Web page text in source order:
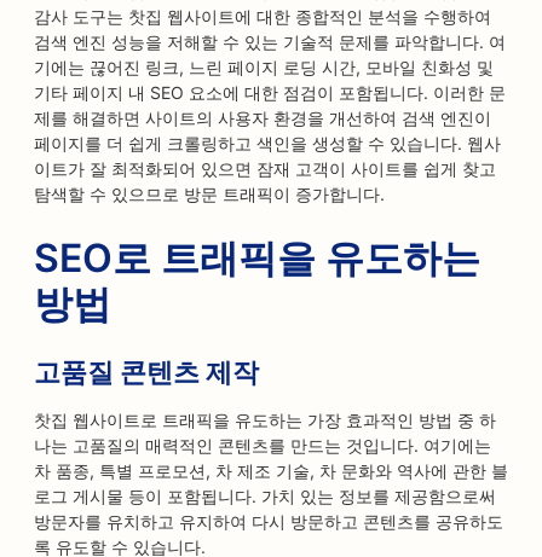
감사 도구는 찻집 웹사이트에 대한 종합적인 분석을 수행하여
검색 엔진 성능을 저해할 수 있는 기술적 문제를 파악합니다. 여
기에는 끊어진 링크, 느린 페이지 로딩 시간, 모바일 친화성 및
기타 페이지 내 SEO 요소에 대한 점검이 포함됩니다. 이러한 문
제를 해결하면 사이트의 사용자 환경을 개선하여 검색 엔진이
페이지를 더 쉽게 크롤링하고 색인을 생성할 수 있습니다. 웹사
이트가 잘 최적화되어 있으면 잠재 고객이 사이트를 쉽게 찾고
탐색할 수 있으므로 방문 트래픽이 증가합니다.
SEO로 트래픽을 유도하는
방법
고품질 콘텐츠 제작
찻집 웹사이트로 트래픽을 유도하는 가장 효과적인 방법 중 하
나는 고품질의 매력적인 콘텐츠를 만드는 것입니다. 여기에는
차 품종, 특별 프로모션, 차 제조 기술, 차 문화와 역사에 관한 블
로그 게시물 등이 포함됩니다. 가치 있는 정보를 제공함으로써
방문자를 유치하고 유지하여 다시 방문하고 콘텐츠를 공유하도
록 유도할 수 있습니다.